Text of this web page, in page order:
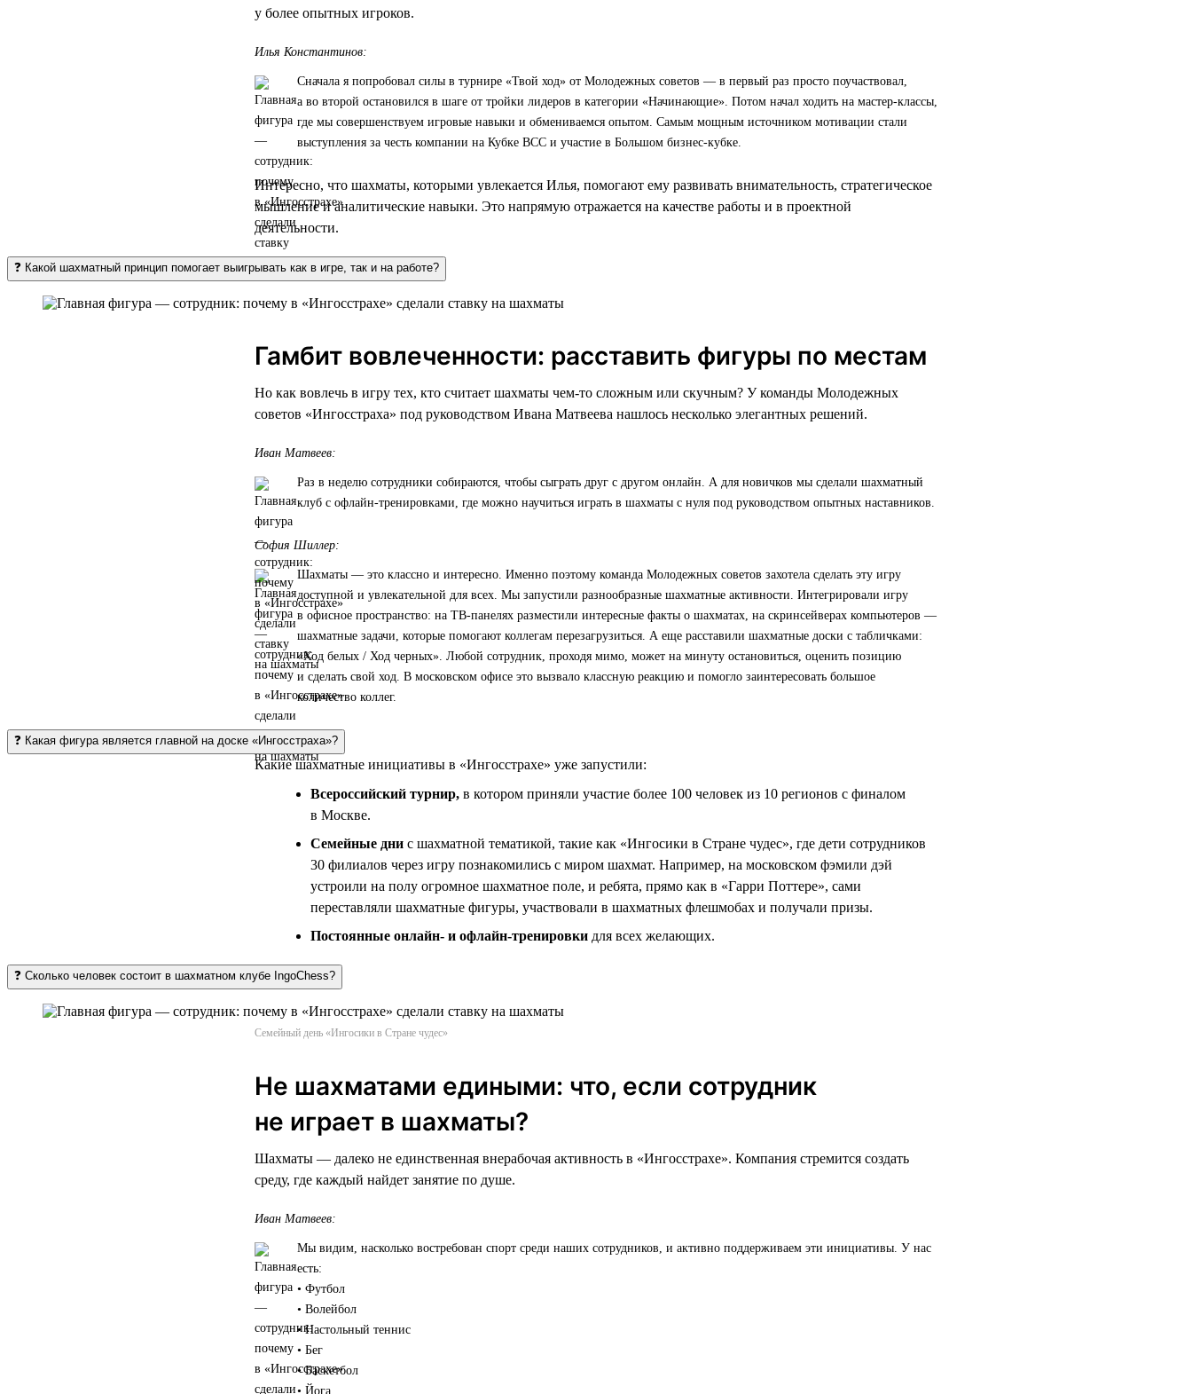
у более опытных игроков.
Илья Константинов:
Сначала я попробовал силы в турнире «Твой ход» от Молодежных советов — в первый раз просто поучаствовал,
а во второй остановился в шаге от тройки лидеров в категории «Начинающие». Потом начал ходить на мастер-классы,
где мы совершенствуем игровые навыки и обмениваемся опытом. Самым мощным источником мотивации стали
выступления за честь компании на Кубке ВСС и участие в Большом бизнес-кубке.
Интересно, что шахматы, которыми увлекается Илья, помогают ему развивать внимательность, стратегическое
мышление и аналитические навыки. Это напрямую отражается на качестве работы и в проектной
деятельности.
❓ Какой шахматный принцип помогает выигрывать как в игре, так и на работе?
Гамбит вовлеченности: расставить фигуры по местам
Но как вовлечь в игру тех, кто считает шахматы чем-то сложным или скучным? У команды Молодежных
советов «Ингосстраха» под руководством Ивана Матвеева нашлось несколько элегантных решений.
Иван Матвеев:
Раз в неделю сотрудники собираются, чтобы сыграть друг с другом онлайн. А для новичков мы сделали шахматный
клуб с офлайн-тренировками, где можно научиться играть в шахматы с нуля под руководством опытных наставников.
София Шиллер:
Шахматы — это классно и интересно. Именно поэтому команда Молодежных советов захотела сделать эту игру
доступной и увлекательной для всех. Мы запустили разнообразные шахматные активности. Интегрировали игру
в офисное пространство: на ТВ-панелях разместили интересные факты о шахматах, на скринсейверах компьютеров —
шахматные задачи, которые помогают коллегам перезагрузиться. А еще расставили шахматные доски с табличками:
«Ход белых / Ход черных». Любой сотрудник, проходя мимо, может на минуту остановиться, оценить позицию
и сделать свой ход. В московском офисе это вызвало классную реакцию и помогло заинтересовать большое
количество коллег.
❓ Какая фигура является главной на доске «Ингосстраха»?
Какие шахматные инициативы в «Ингосстрахе» уже запустили:
Всероссийский турнир, в котором приняли участие более 100 человек из 10 регионов с финалом
в Москве.
Семейные дни с шахматной тематикой, такие как «Ингосики в Стране чудес», где дети сотрудников
30 филиалов через игру познакомились с миром шахмат. Например, на московском фэмили дэй
устроили на полу огромное шахматное поле, и ребята, прямо как в «Гарри Поттере», сами
переставляли шахматные фигуры, участвовали в шахматных флешмобах и получали призы.
Постоянные онлайн- и офлайн-тренировки для всех желающих.
❓ Сколько человек состоит в шахматном клубе IngoChess?
Семейный день «Ингосики в Стране чудес»
Не шахматами едиными: что, если сотрудник
не играет в шахматы?
Шахматы — далеко не единственная внерабочая активность в «Ингосстрахе». Компания стремится создать
среду, где каждый найдет занятие по душе.
Иван Матвеев:
Мы видим, насколько востребован спорт среди наших сотрудников, и активно поддерживаем эти инициативы. У нас
есть:
• Футбол
• Волейбол
• Настольный теннис
• Бег
• Баскетбол
• Йога